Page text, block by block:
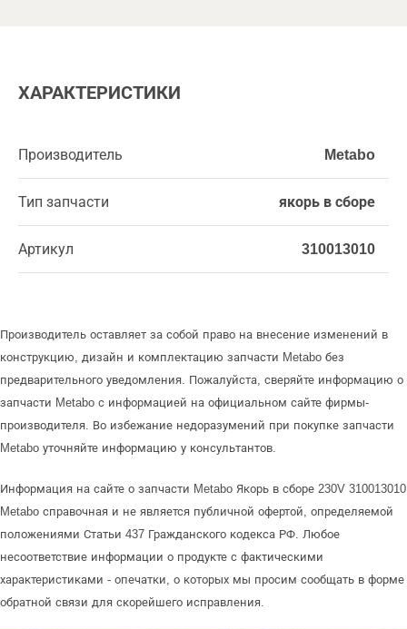
ХАРАКТЕРИСТИКИ
Производитель Metabo
Тип запчасти якорь в сборе
Артикул 310013010
Производитель оставляет за собой право на внесение изменений в
конструкцию, дизайн и комплектацию запчасти Metabo без
предварительного уведомления. Пожалуйста, сверяйте информацию о
запчасти Metabo с информацией на официальном сайте фирмы-
производителя. Во избежание недоразумений при покупке запчасти
Metabo уточняйте информацию у консультантов.
Информация на сайте о запчасти Metabo Якорь в сборе 230V 310013010
Metabo справочная и не является публичной офертой, определяемой
положениями Статьи 437 Гражданского кодекса РФ. Любое
несоответствие информации о продукте с фактическими
характеристиками - опечатки, о которых мы просим сообщать в форме
обратной связи для скорейшего исправления.